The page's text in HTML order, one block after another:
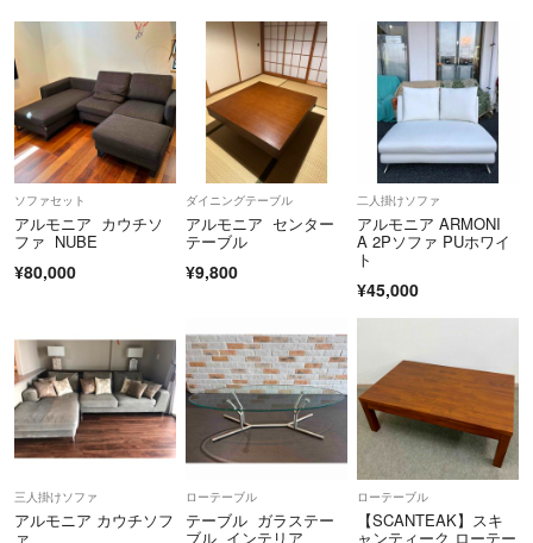
ソファセット
アルモニア カウチソ
ファ NUBE
¥80,000
ダイニングテーブル
アルモニア センター
テーブル
¥9,800
二人掛けソファ
アルモニア ARMONI
A 2Pソファ PUホワイ
ト
¥45,000
三人掛けソファ
アルモニア カウチソフ
ァ
ローテーブル
テーブル ガラステー
ブル インテリア
ローテーブル
【SCANTEAK】スキ
ャンティーク ローテー